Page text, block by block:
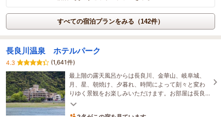
すべての宿泊プランをみる（142件）
長良川温泉 ホテルパーク
4.3
(1,641件)
最上階の露天風呂からは長良川、金華山、岐阜城、
月、星、朝焼け、夕暮れ、時間によって刻々と変わ
りゆく景観をお楽しみいただけます。お部屋は長良
川、金華山お好きな景観をお選び下さいませ。